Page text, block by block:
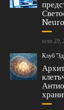
юли 29,
Клуб